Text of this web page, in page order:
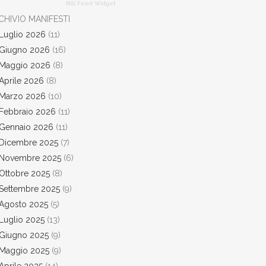
RSS Feed Widget
MANIFESTI
2026 (11)
2026 (16)
2026 (8)
2026 (8)
2026 (10)
2026 (11)
2026 (11)
2025 (7)
2025 (6)
2025 (8)
2025 (9)
2025 (5)
2025 (13)
2025 (9)
2025 (9)